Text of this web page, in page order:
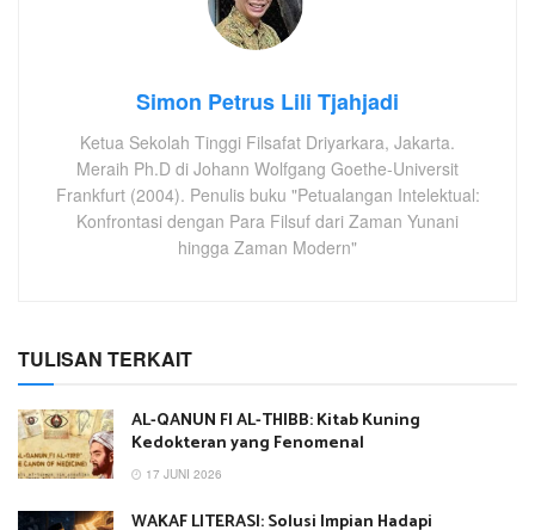
Simon Petrus Lili Tjahjadi
Ketua Sekolah Tinggi Filsafat Driyarkara, Jakarta.
Meraih Ph.D di Johann Wolfgang Goethe-Universit
Frankfurt (2004). Penulis buku "Petualangan Intelektual:
Konfrontasi dengan Para Filsuf dari Zaman Yunani
hingga Zaman Modern"
TULISAN TERKAIT
AL-QANUN FI AL-THIBB: Kitab Kuning
Kedokteran yang Fenomenal
17 JUNI 2026
WAKAF LITERASI: Solusi Impian Hadapi